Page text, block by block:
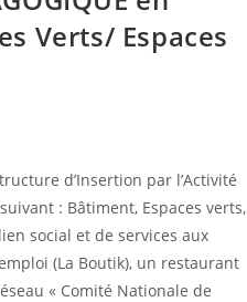
Verts/ Espaces
d’Insertion par l’Activité
: Bâtiment, Espaces verts,
social et de services aux
(La Boutik), un restaurant
« Comité Nationale de